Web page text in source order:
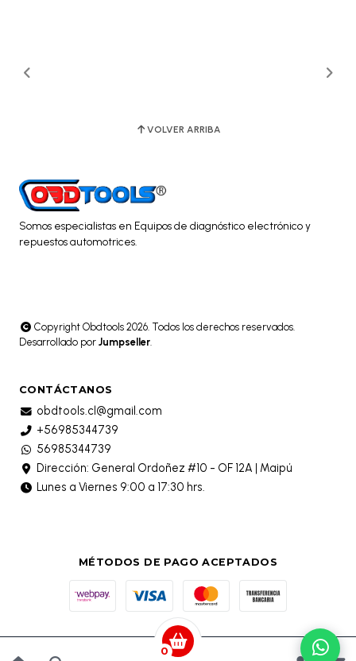
0
VOLVER ARRIBA
Somos especialistas en Equipos de diagnóstico electrónico y
repuestos automotrices.
Copyright Obdtools 2026. Todos los derechos reservados.
Desarrollado por Jumpseller.
CONTÁCTANOS
obdtools.cl@gmail.com
+56985344739
56985344739
Dirección: General Ordoñez #10 - OF 12A | Maipú
Lunes a Viernes 9:00 a 17:30 hrs.
MÉTODOS DE PAGO ACEPTADOS